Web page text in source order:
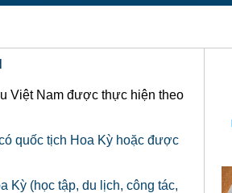
Việt Nam được thực hiện theo
quốc tịch Hoa Kỳ hoặc được
Kỳ (học tập, du lịch, công tác,